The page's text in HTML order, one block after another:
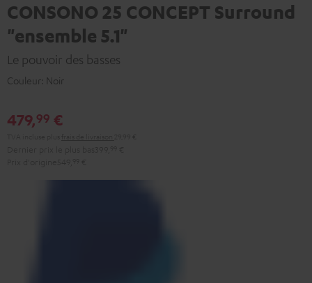
CONSONO 25 CONCEPT Surround
"ensemble 5.1"
Le pouvoir des basses
Couleur: Noir
479,99 €